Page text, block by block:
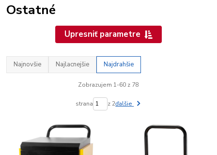
Ostatné
Upresniť parametre
Najnovšie Najlacnejšie Najdrahšie
Zobrazujem 1-60 z 78
strana z 2ďalšie